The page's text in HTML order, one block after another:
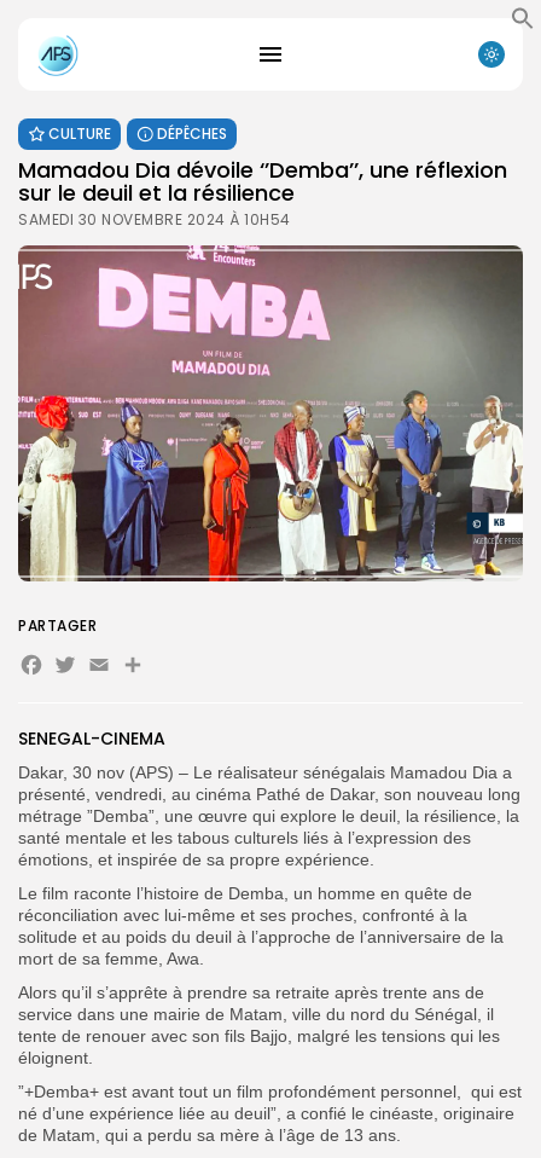
Search
for:
CULTURE DÉPÊCHES
Mamadou Dia dévoile ‘’Demba’’, une réflexion
sur le deuil et la résilience
SAMEDI 30 NOVEMBRE 2024 À 10H54
SENEGAL-CINEMA
Dakar, 30 nov (APS) – Le réalisateur sénégalais Mamadou Dia a
présenté, vendredi, au cinéma Pathé de Dakar, son nouveau long
métrage ”Demba”, une œuvre qui explore le deuil, la résilience, la
santé mentale et les tabous culturels liés à l’expression des
émotions, et inspirée de sa propre expérience.
Le film raconte l’histoire de Demba, un homme en quête de
réconciliation avec lui-même et ses proches, confronté à la
solitude et au poids du deuil à l’approche de l’anniversaire de la
mort de sa femme, Awa.
Alors qu’il s’apprête à prendre sa retraite après trente ans de
service dans une mairie de Matam, ville du nord du Sénégal, il
tente de renouer avec son fils Bajjo, malgré les tensions qui les
éloignent.
”+Demba+ est avant tout un film profondément personnel, qui est
né d’une expérience liée au deuil”, a confié le cinéaste, originaire
de Matam, qui a perdu sa mère à l’âge de 13 ans.
PARTAGER
Facebook
Twitter
EmailPartager